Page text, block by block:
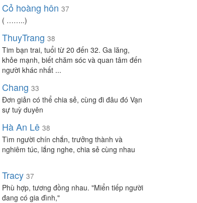
Long -Chat
2-Chat
Trắng_18 🇻🇳🇻🇳🇻🇳
-Chat
Chat
-Chat
-Chat
Cỏ hoàng hôn 37
( ……..)
ThuyTrang 38
Tim bạn trai, tuổi từ 20 đến 32. Ga lăng,
khỏe mạnh, biết chăm sóc và quan tâm đến
người khác nhất ...
Chang 33
Đơn giản có thể chia sẻ, cùng đi đâu đó Vạn
sự tuỳ duyên
Hà An Lê 38
Tìm người chín chắn, trưởng thành và
nghiêm túc, lắng nghe, chia sẻ cùng nhau
Tracy 37
Phù hợp, tương đồng nhau. "Miển tiếp người
đang có gia đình,"